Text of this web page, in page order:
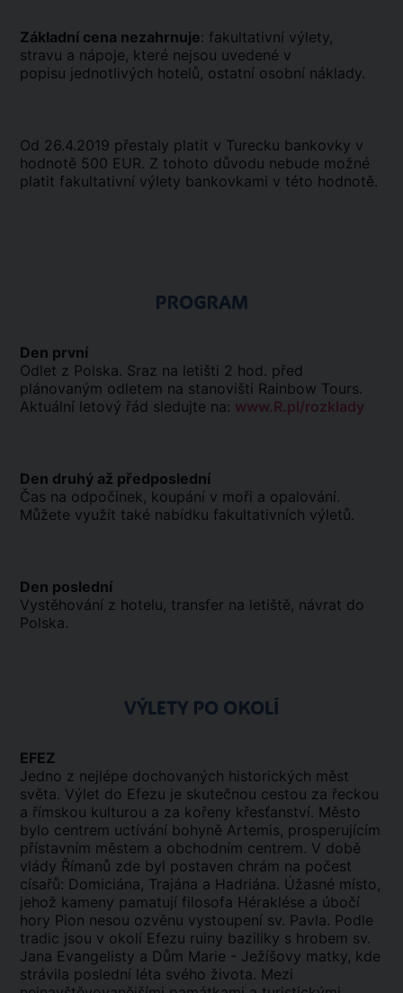
Základní cena nezahrnuje: fakultativní výlety,
stravu a nápoje, které nejsou uvedené v
popisu jednotlivých hotelů, ostatní osobní náklady.
Od 26.4.2019 přestaly platit v Turecku bankovky v
hodnotě 500 EUR. Z tohoto důvodu nebude možné
platit fakultativní výlety bankovkami v této hodnotě.
PROGRAM
Den první
Odlet z Polska. Sraz na letišti 2 hod. před
plánovaným odletem na stanovišti Rainbow Tours.
Aktuální letový řád sledujte na: www.R.pl/rozklady
Den druhý až předposlední
Čas na odpočinek, koupání v moři a opalování.
Můžete využít také nabídku fakultativních výletů.
Den poslední
Vystěhování z hotelu, transfer na letiště, návrat do
Polska.
VÝLETY PO OKOLÍ
EFEZ
Jedno z nejlépe dochovaných historických měst
světa. Výlet do Efezu je skutečnou cestou za řeckou
a římskou kulturou a za kořeny křesťanství. Město
bylo centrem uctívání bohyně Artemis, prosperujícím
přístavním městem a obchodním centrem. V době
vlády Římanů zde byl postaven chrám na počest
císařů: Domiciána, Trajána a Hadriána. Úžasné místo,
jehož kameny pamatují filosofa Héraklése a úbočí
hory Pion nesou ozvěnu vystoupení sv. Pavla. Podle
tradic jsou v okolí Efezu ruiny baziliky s hrobem sv.
Jana Evangelisty a Dům Marie - Ježíšovy matky, kde
strávila poslední léta svého života. Mezi